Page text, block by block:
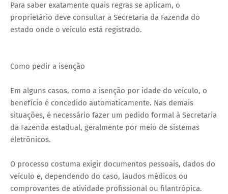
Para saber exatamente quais regras se aplicam, o
proprietário deve consultar a Secretaria da Fazenda do
estado onde o veículo está registrado.
Como pedir a isenção
Em alguns casos, como a isenção por idade do veículo, o
benefício é concedido automaticamente. Nas demais
situações, é necessário fazer um pedido formal à Secretaria
da Fazenda estadual, geralmente por meio de sistemas
eletrônicos.
O processo costuma exigir documentos pessoais, dados do
veículo e, dependendo do caso, laudos médicos ou
comprovantes de atividade profissional ou filantrópica.